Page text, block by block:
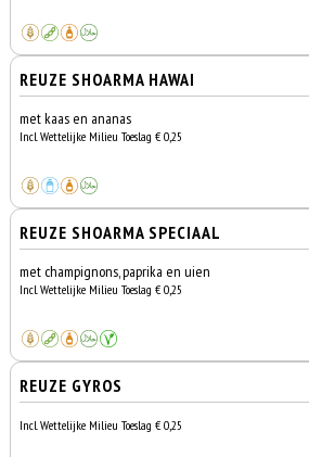
REUZE SHOARMA HAWAI
met kaas en ananas
Incl. Wettelijke Milieu Toeslag € 0,25
REUZE SHOARMA SPECIAAL
met champignons, paprika en uien
Incl. Wettelijke Milieu Toeslag € 0,25
REUZE GYROS
Incl. Wettelijke Milieu Toeslag € 0,25